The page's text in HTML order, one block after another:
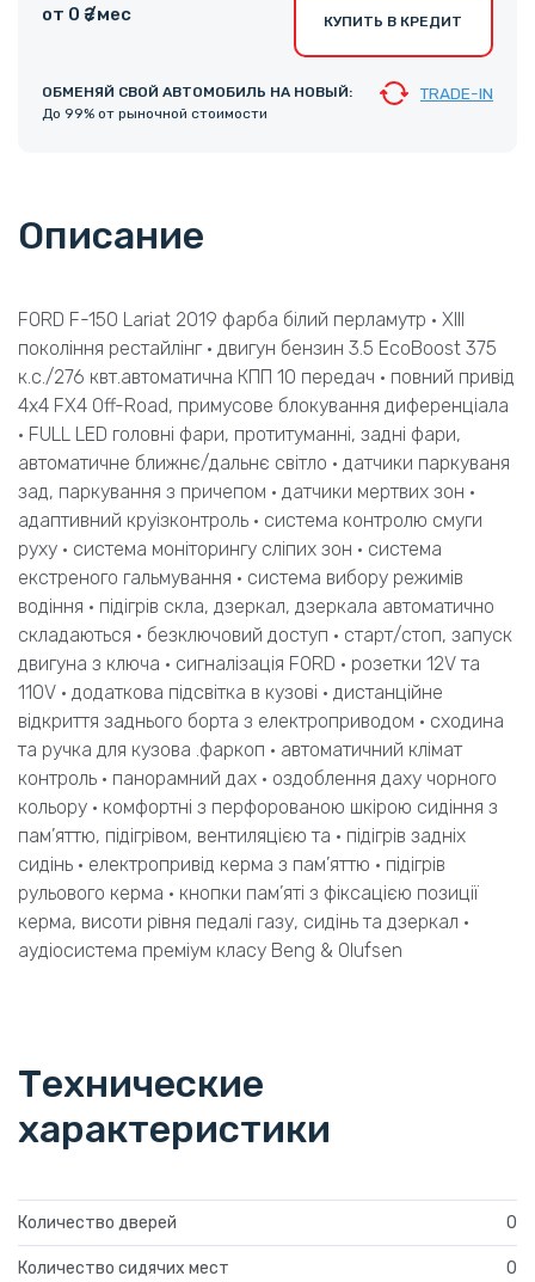
от 0 ₴ /мес КУПИТЬ В КРЕДИТ
ОБМЕНЯЙ СВОЙ АВТОМОБИЛЬ НА НОВЫЙ:
До 99% от рыночной стоимости
TRADE-IN
Технические
характеристики
Количество дверей 0
Количество сидячих мест 0
Описание
FORD F-150 Lariat 2019 фарба білий перламутр • ХІІІ
покоління рестайлінг • двигун бензин 3.5 EcoBoost 375
к.с./276 квт.автоматична КПП 10 передач • повний привід
4х4 FX4 Off-Road, примусове блокування диференціала
• FULL LED головні фари, протитуманні, задні фари,
автоматичне ближнє/дальнє світло • датчики паркуваня
зад, паркування з причепом • датчики мертвих зон •
адаптивний круізконтроль • система контролю смуги
руху • система моніторингу сліпих зон • система
екстреного гальмування • система вибору режимів
водіння • підігрів скла, дзеркал, дзеркала автоматично
складаються • безключовий доступ • старт/стоп, запуск
двигуна з ключа • сигналізація FORD • розетки 12V та
110V • додаткова підсвітка в кузові • дистанційне
відкриття заднього борта з електроприводом • сходина
та ручка для кузова .фаркоп • автоматичний клімат
контроль • панорамний дах • оздоблення даху чорного
кольору • комфортні з перфорованою шкірою сидіння з
пам’яттю, підігрівом, вентиляцією та • підігрів задніх
сидінь • електропривід керма з пам’яттю • підігрів
рульового керма • кнопки пам’яті з фіксацією позиції
керма, висоти рівня педалі газу, сидінь та дзеркал •
аудіосистема преміум класу Beng & Olufsen